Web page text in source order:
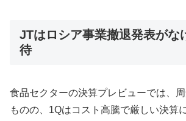
JTはロシア事業撤退発表がな
待
食品セクターの決算プレビューでは、
ものの、1Qはコスト高騰で厳しい決算